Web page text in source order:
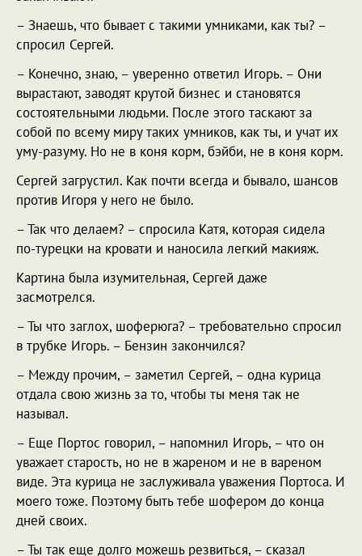
– Знаешь, что бывает с такими умниками, как ты? –
спросил Сергей.
– Конечно, знаю, – уверенно ответил Игорь. – Они
вырастают, заводят крутой бизнес и становятся
состоятельными людьми. После этого таскают за
собой по всему миру таких умников, как ты, и учат их
уму-разуму. Но не в коня корм, бэйби, не в коня корм.
Сергей загрустил. Как почти всегда и бывало, шансов
против Игоря у него не было.
– Так что делаем? – спросила Катя, которая сидела
по-турецки на кровати и наносила легкий макияж.
Картина была изумительная, Сергей даже
засмотрелся.
– Ты что заглох, шоферюга? – требовательно спросил
в трубке Игорь. – Бензин закончился?
– Между прочим, – заметил Сергей, – одна курица
отдала свою жизнь за то, чтобы ты меня так не
называл.
– Еще Портос говорил, – напомнил Игорь, – что он
уважает старость, но не в жареном и не в вареном
виде. Эта курица не заслуживала уважения Портоса. И
моего тоже. Поэтому быть тебе шофером до конца
дней своих.
– Ты так еще долго можешь резвиться, – сказал